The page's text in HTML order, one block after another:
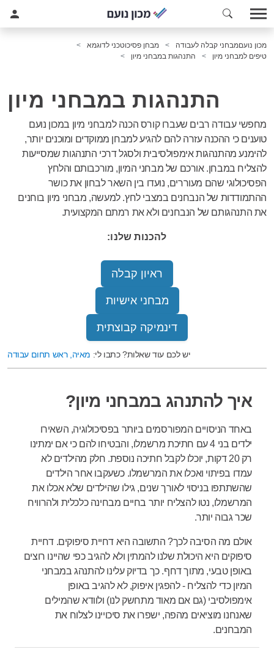
מכון נועםמבחני קבלה לעבודה
מבחן פסיכוטכני לדוגמא
טיפים למבחני מיון
התנהגות במבחני מיון
התנהגות במבחני מיון
מחפשי עבודה רבים שעברו קורס הכנה למבחני מיון במכון נועם
טוענים כי ההכנה עזרה להם להגיע למבחן ממוקדים ומוכנים יותר,
להימנע מהתנהגות אימפולסיבית ולסגל דרכי התנהגות שמסייעות
להצליח במבחן. אורכם של מבחני המיון, מורכבותם והלחץ
הפסיכולוגי שהם מעוררים, נועדו בין השאר לבחון את כושר
ההתמודדות של הנבחנים במצבי לחץ. למעשה, מבחני מיון בוחנים
את התנהגותם של הנבחנים ולא את רמתם המקצועית.
להכנות שלנו:
ראיון קבלה
מבחני אישיות
דינמיקה קבוצתית
יש לכם עוד שאלות? כתבו לי: מאיה, ראש תחום עבודה
איך להתנהג במבחני מיון?
באחד הניסויים המפורסמים ביותר בפסיכולוגיה, השאירו
ילדים בני 4 עם חתיכת מרשמלו, והבטיחו להם כי אם ימתינו
רק 20 דקות, יוכלו לקבל חתיכה נוספת. חלק מהילדים לא
עמדו בפיתוי ואכלו את המרשמלו. כשעקבו אחר הילדים
שהשתתפו בניסוי לאורך שנים, גילו שהילדים שלא אכלו את
המרשמלו, נטו להצליח יותר בחיים מבחינה כלכלית ולהרוויח
שכר גבוה יותר.
אולם מה הסיבה לכך? התשובה היא דחיית סיפוקים. דחיית
סיפוקים היא היכולת שלנו להמתין ולא להגיב כפי שהיינו רוצים
באופן טבעי, מתוך דחף. כך בדיוק עלינו להתנהג במבחני
המיון כדי להצליח - להפגין איפוק, לא להגיב באופן
אימפולסיבי (גם אם מאוד מתחשק לנו) ולוודא שהמילים
שאנחנו מוציאים מהפה, ישפרו את סיכויינו לצלוח את
המבחנים.